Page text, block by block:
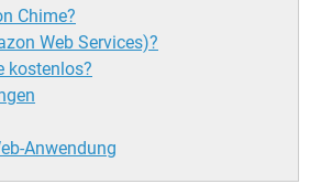
Chime?
Web Services)?
kostenlos?
Anwendung